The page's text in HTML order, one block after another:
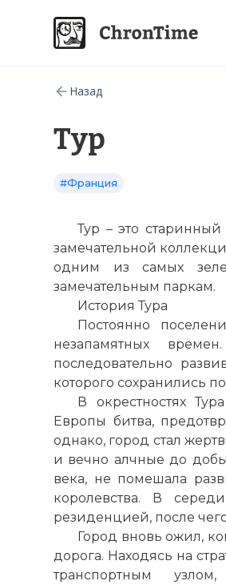
Назад
Тур
#Франция
Тур – это
замечательной
одним из самых
замечательным паркам.
История Тура
Постоянно
незапамятных
последовательно
которого сохранились по
В окрестностях
Европы битва,
однако, город стал
и вечно алчные до
века, не помешала
королевства. В
резиденцией, после
Город вновь ожил,
дорога. Находясь на
транспортным